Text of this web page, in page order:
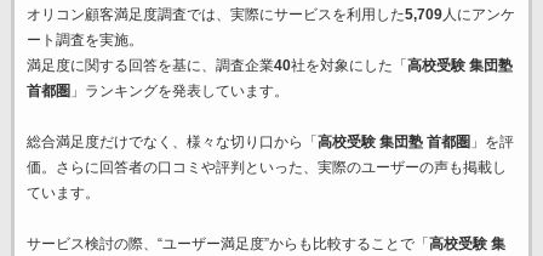
オリコン顧客満足度調査では、実際にサービスを利用した5,709人にアンケ
ート調査を実施。
満足度に関する回答を基に、調査企業40社を対象にした「 高校受験 集団塾
首都圏 」ランキングを発表しています。
総合満足度だけでなく、様々な切り口から「 高校受験 集団塾 首都圏 」を評
価。さらに回答者の口コミや評判といった、実際のユーザーの声も掲載し
ています。
サービス検討の際、“ユーザー満足度”からも比較することで「 高校受験 集